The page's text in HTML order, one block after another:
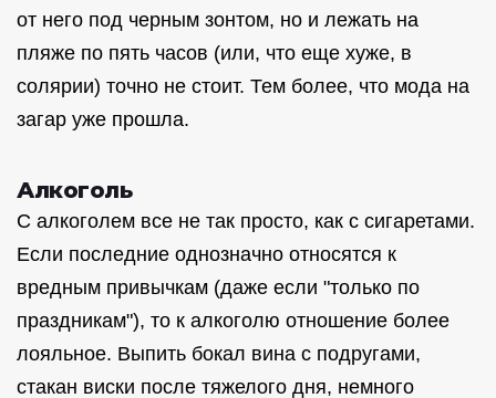
от него под черным зонтом, но и лежать на
пляже по пять часов (или, что еще хуже, в
солярии) точно не стоит. Тем более, что мода на
загар уже прошла.
Алкоголь
С алкоголем все не так просто, как с сигаретами.
Если последние однозначно относятся к
вредным привычкам (даже если "только по
праздникам"), то к алкоголю отношение более
лояльное. Выпить бокал вина с подругами,
стакан виски после тяжелого дня, немного